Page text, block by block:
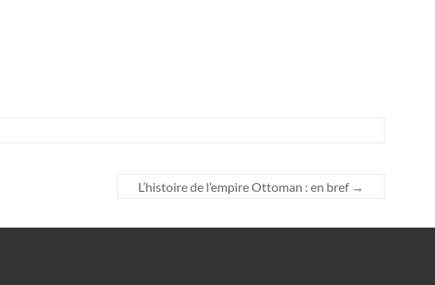
L’histoire de l’empire Ottoman : en bref →